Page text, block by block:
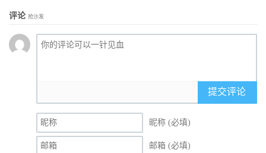
评论 抢沙发
提交评论
昵称 (必填)
邮箱 (必填)